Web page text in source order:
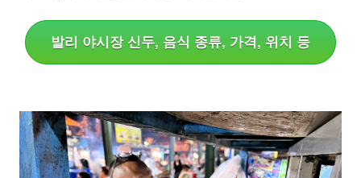
발리 야시장 신두, 음식 종류, 가격, 위치 등